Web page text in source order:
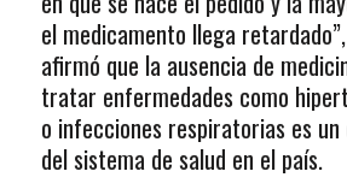
el medicamento llega
afirmó que la ausencia de
tratar enfermedades como
o infecciones respiratorias es
del sistema de salud en el país.